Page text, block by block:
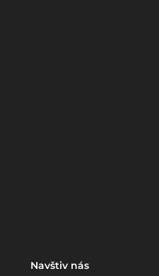
Navštiv nás